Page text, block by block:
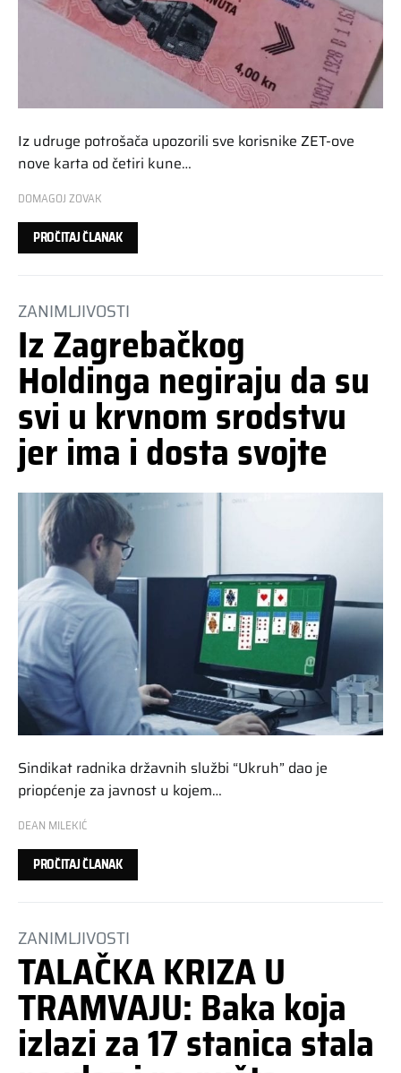
Iz udruge potrošača upozorili sve korisnike ZET-ove
nove karta od četiri kune…
DOMAGOJ ZOVAK
PROČITAJ ČLANAK
ZANIMLJIVOSTI
Iz Zagrebačkog
Holdinga negiraju da su
svi u krvnom srodstvu
jer ima i dosta svojte
Sindikat radnika državnih službi “Ukruh” dao je
priopćenje za javnost u kojem…
DEAN MILEKIĆ
PROČITAJ ČLANAK
ZANIMLJIVOSTI
TALAČKA KRIZA U
TRAMVAJU: Baka koja
izlazi za 17 stanica stala